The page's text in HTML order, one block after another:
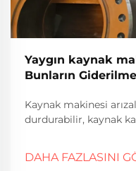
Yaygın kaynak
Bunların
Kaynak makinesi
durdurabilir, kaynak
neden olabilir. Yaygın
edilmesi ile
DAHA FAZLASINI